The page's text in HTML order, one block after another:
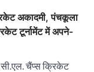
अकादमी, पंचकूला
टूर्नामेंट में अपने-
चैंप्स क्रिकेट